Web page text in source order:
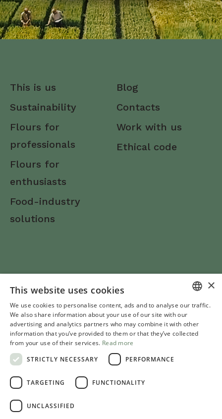
This is us
Sustainability
Flours for
professionals
Flours for
enthusiasts
Food-industry
solutions
Blog
Contacts
Work with us
Ethical code
© Molino Rachello Srl S.B.
Via Everardo 45, 31056, Roncade (Treviso), Tel. +39 0422
823364, p.iva 00190600262
Sitemap
websolute
ENGLISH
×
This website uses cookies
We use cookies to personalise content, ads and to analyse our traffic.
We also share information about your use of our site with our
advertising and analytics partners who may combine it with other
information that you’ve provided to them or that they’ve collected
from your use of their services. Read more
STRICTLY NECESSARY
PERFORMANCE
TARGETING FUNCTIONALITY
UNCLASSIFIED